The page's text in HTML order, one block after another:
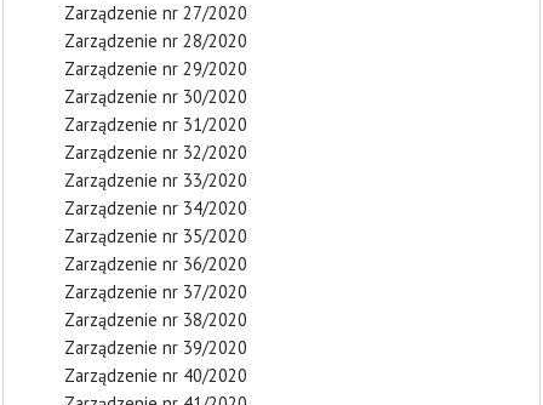
Zarządzenie nr 27/2020
Zarządzenie nr 28/2020
Zarządzenie nr 29/2020
Zarządzenie nr 30/2020
Zarządzenie nr 31/2020
Zarządzenie nr 32/2020
Zarządzenie nr 33/2020
Zarządzenie nr 34/2020
Zarządzenie nr 35/2020
Zarządzenie nr 36/2020
Zarządzenie nr 37/2020
Zarządzenie nr 38/2020
Zarządzenie nr 39/2020
Zarządzenie nr 40/2020